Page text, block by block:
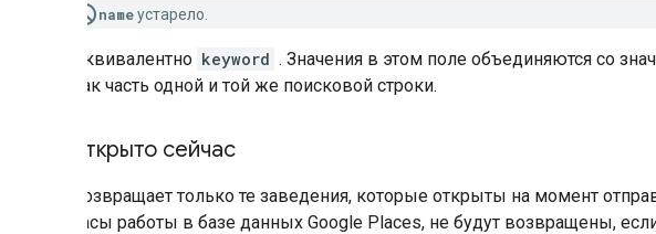
nameустарело.
Эквивалентно keyword . Значения в этом поле объединяются со
как часть одной и той же поисковой строки.
открыто сейчас
Возвращает только те заведения, которые открыты на момент
часы работы в базе данных Google Places, не будут возвращены,